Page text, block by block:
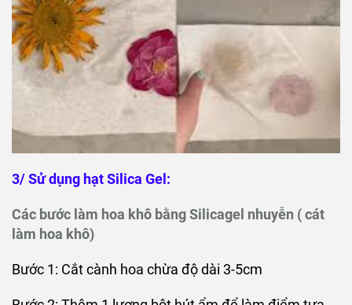
3/ Sử dụng hạt Silica Gel:
Các bước làm hoa khô bằng Silicagel nhuyễn ( cát
làm hoa khô)
Bước 1: Cắt cành hoa chừa độ dài 3-5cm